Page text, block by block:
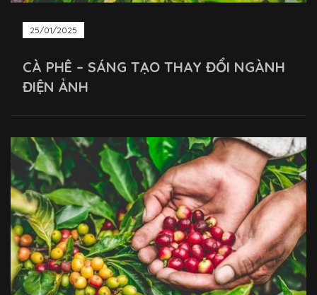
25/01/2025
CÀ PHÊ – SÁNG TẠO THAY ĐỔI NGÀNH
ĐIỆN ẢNH